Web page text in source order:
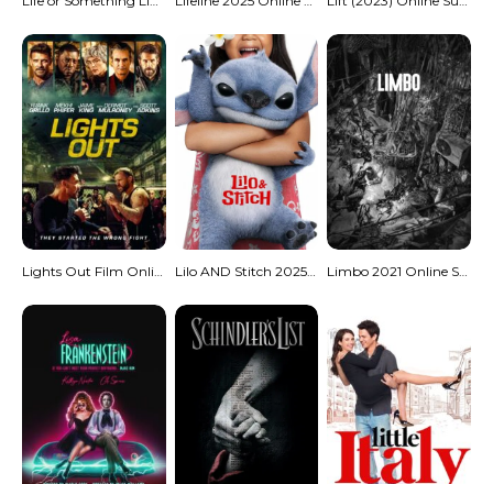
Lilo AND Stitch 2025 Online Subtitrat